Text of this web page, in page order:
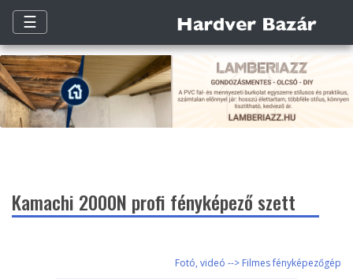
☰
Kamachi 2000N profi fényképező szett
Fotó, videó --> Filmes fényképezőgép